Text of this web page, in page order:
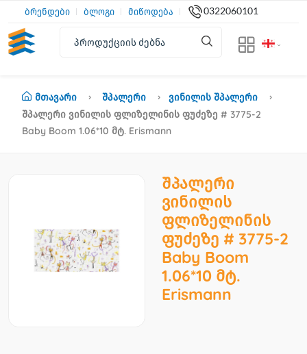
ბრენდები ბლოგი მიწოდება 0322060101
Მთავარი Შპალერი
Ვინილის Შპალერი
Შპალერი Ვინილის Ფლიზელინის Ფუძეზე # 3775-2
Baby Boom 1.06*10 Მტ. Erismann
შპალერი
ვინილის
ფლიზელინის
ფუძეზე # 3775-2
Baby Boom
1.06*10 მტ.
Erismann